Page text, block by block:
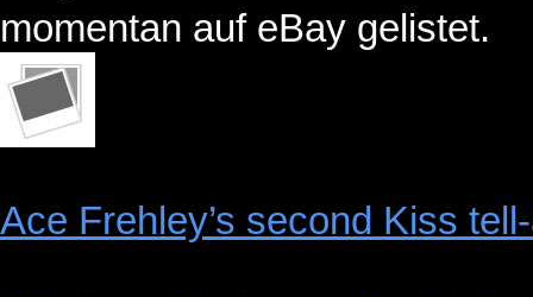
momentan auf eBay gelistet.
Ace Frehley’s second Kiss